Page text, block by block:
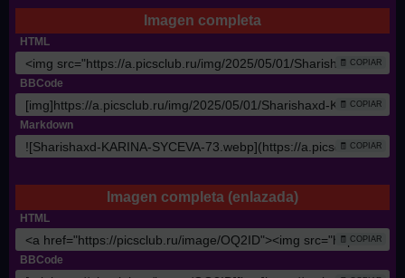
Imagen completa
HTML
🧾 COPIAR
BBCode
🧾 COPIAR
Markdown
🧾 COPIAR
Imagen completa (enlazada)
HTML
🧾 COPIAR
BBCode